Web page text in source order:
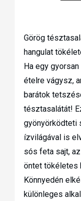
Görög
hangulat
Ha egy
ételre vágysz,
barátok
tésztasalátát!
gyönyörködteti
ízvilágával is
sós feta sajt,
öntet tökéletes
Könnyedén
különleges